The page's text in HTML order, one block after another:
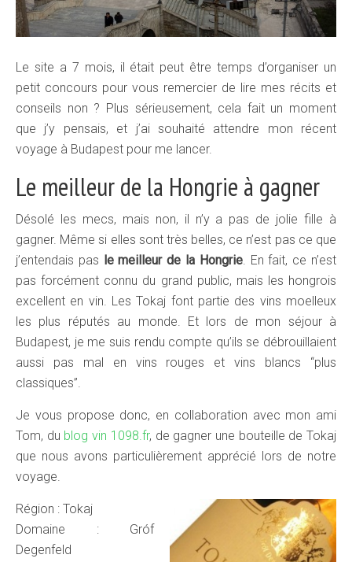
Le site a 7 mois, il était peut être temps d’organiser un
petit concours pour vous remercier de lire mes récits et
conseils non ? Plus sérieusement, cela fait un moment
que j’y pensais, et j’ai souhaité attendre mon récent
voyage à Budapest pour me lancer.
Le meilleur de la Hongrie à gagner
Désolé les mecs, mais non, il n’y a pas de jolie fille à
gagner. Même si elles sont très belles, ce n’est pas ce que
j’entendais pas le meilleur de la Hongrie. En fait, ce n’est
pas forcément connu du grand public, mais les hongrois
excellent en vin. Les Tokaj font partie des vins moelleux
les plus réputés au monde. Et lors de mon séjour à
Budapest, je me suis rendu compte qu’ils se débrouillaient
aussi pas mal en vins rouges et vins blancs “plus
classiques”.
Je vous propose donc, en collaboration avec mon ami
Tom, du blog vin 1098.fr, de gagner une bouteille de Tokaj
que nous avons particulièrement apprécié lors de notre
voyage.
Région : Tokaj
Domaine : Gróf
Degenfeld